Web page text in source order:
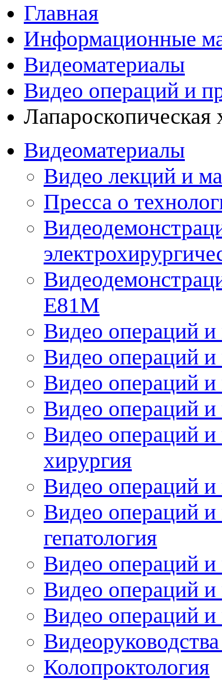
Главная
Информационные
Видеоматериалы
Видео операций и
Лапароскопическая
Видеоматериалы
Видео лекций и
Пресса о
Е81М
Видео операций
Видео операций и
Видео операций и
Видео операций
Видео операций и
хирургия
Видео операций и
Видео операций и
гепатология
Видео операций и
Видео операций и
Видео операций
Колопроктология